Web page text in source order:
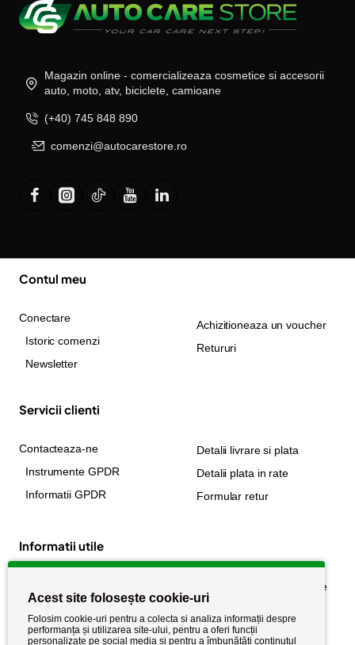
Magazin online - comercializeaza cosmetice si accesorii
auto, moto, atv, biciclete, camioane
(+40) 745 848 890
comenzi@autocarestore.ro
Contul meu
Conectare
Istoric comenzi
Newsletter
Achizitioneaza un voucher
Retururi
Servicii clienti
Contacteaza-ne
Instrumente GPDR
Informatii GPDR
Detalii livrare si plata
Detalii plata in rate
Formular retur
Informatii utile
Politica de cookie
Politica de confidențialitate
Termeni si conditii
Acest site folosește cookie-uri
Folosim cookie-uri pentru a colecta si analiza informații despre
performanța și utilizarea site-ului, pentru a oferi funcții
personalizate pe social media și pentru a îmbunătăți conținutul